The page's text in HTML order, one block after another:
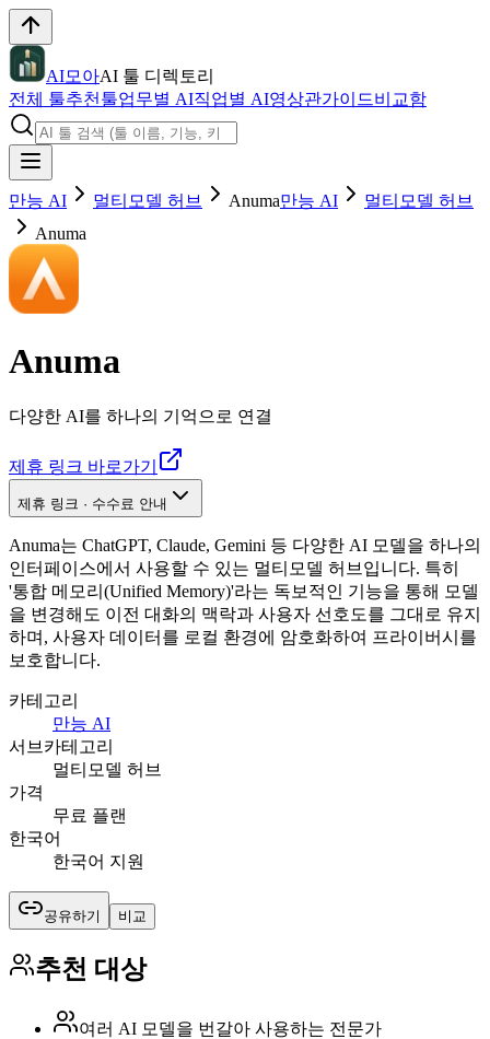
AI모아AI 툴 디렉토리
전체 툴추천툴업무별 AI직업별 AI영상관가이드비교함
만능 AI 멀티모델 허브 Anuma만능 AI
멀티모델 허브
Anuma
Anuma
다양한 AI를 하나의 기억으로 연결
제휴 링크 바로가기
제휴 링크 · 수수료 안내
Anuma는 ChatGPT, Claude, Gemini 등 다양한 AI 모델을 하나의
인터페이스에서 사용할 수 있는 멀티모델 허브입니다. 특히
'통합 메모리(Unified Memory)'라는 독보적인 기능을 통해 모델
을 변경해도 이전 대화의 맥락과 사용자 선호도를 그대로 유지
하며, 사용자 데이터를 로컬 환경에 암호화하여 프라이버시를
보호합니다.
카테고리
만능 AI
서브카테고리
멀티모델 허브
가격
무료 플랜
한국어
한국어 지원
공유하기 비교
추천 대상
여러 AI 모델을 번갈아 사용하는 전문가